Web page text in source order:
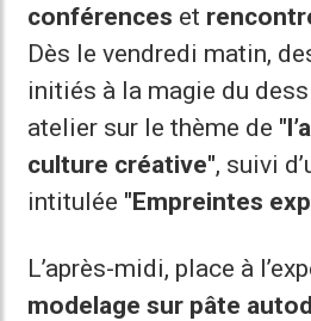
conférences et
Dès le vendredi matin,
initiés à la magie du
atelier sur le thème de
culture créative", suivi
intitulée "Empreintes
L’après-midi, place à
modelage sur pâte